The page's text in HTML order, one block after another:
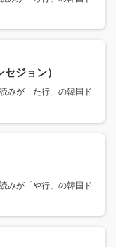
ジョン）
みが「た行」の韓国ド
みが「や行」の韓国ド